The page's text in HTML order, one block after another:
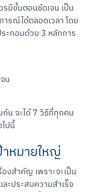
มีขั้นตอนชัดเจน เป็น
ารณ์ได้ตลอดเวลา โดย
ะกอบด้วย 3 หลักการ
น
น จะได้ 7 วิธีที่ทุกคน
ปนี้
หมายใหญ่
งสำคัญ เพราะจะเป็น
ะประสบความสำเร็จ